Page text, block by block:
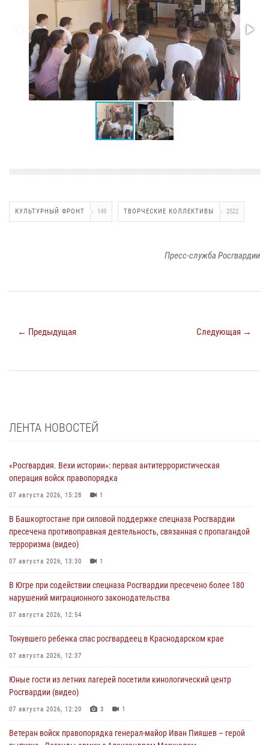
КУЛЬТУРНЫЙ ФРОНТ 149 ТВОРЧЕСКИЕ КОЛЛЕКТИВЫ 2522
Пресс-служба Росгвардии
← Предыдущая Следующая →
ЛЕНТА НОВОСТЕЙ
«Росгвардия. Вехи истории»: первая антитеррористическая
операция войск правопорядка
07 августа 2026, 15:28 1
В Башкортостане при силовой поддержке спецназа Росгвардии
пресечена противоправная деятельность, связанная с пропагандой
терроризма (видео)
07 августа 2026, 13:30 1
В Югре при содействии спецназа Росгвардии пресечено более 180
нарушений миграционного законодательства
07 августа 2026, 12:54
Тонувшего ребенка спас росгвардеец в Краснодарском крае
07 августа 2026, 12:37
Юные гости из летних лагерей посетили кинологический центр
Росгвардии (видео)
07 августа 2026, 12:20 3 1
Ветеран войск правопорядка генерал-майор Иван Пияшев – герой